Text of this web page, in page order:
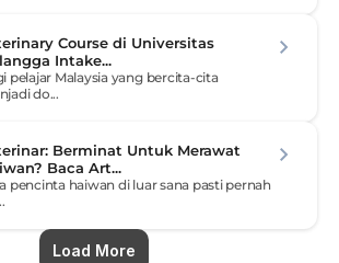
Course di Universitas
Intake...
pelajar Malaysia yang bercita-cita
do...
Berminat Untuk Merawat
Baca Art...
pencinta haiwan di luar sana pasti pernah
Load More